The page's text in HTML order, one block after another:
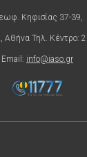
Κηφισίας 37-39,
Αθήνα Τηλ. Κέντρο:
Email: info@iaso.gr